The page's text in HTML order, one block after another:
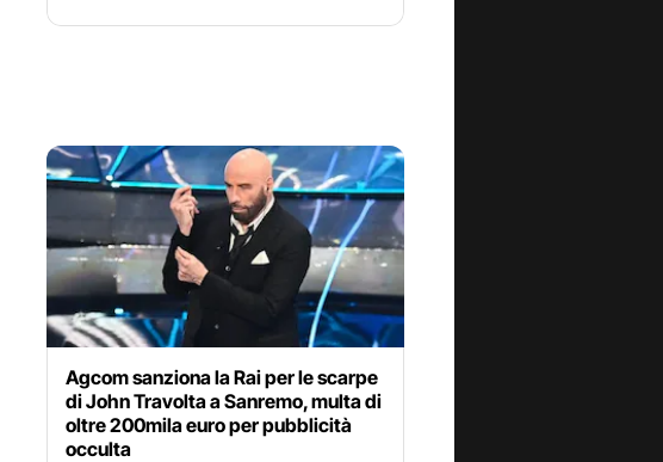
Agcom sanziona la Rai per le scarpe
di John Travolta a Sanremo, multa di
oltre 200mila euro per pubblicità
occulta